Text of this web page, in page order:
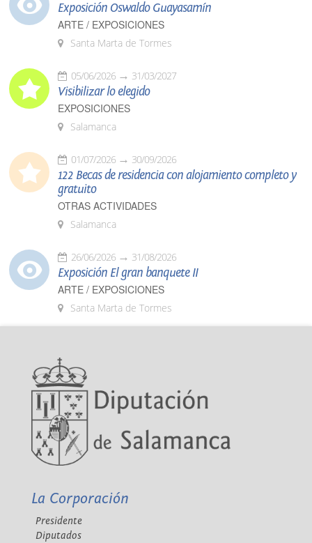
Exposición Oswaldo Guayasamín
ARTE / EXPOSICIONES
Santa Marta de Tormes
05/06/2026 31/03/2027
Visibilizar lo elegido
EXPOSICIONES
Salamanca
01/07/2026 30/09/2026
122 Becas de residencia con alojamiento completo y
gratuito
OTRAS ACTIVIDADES
Salamanca
26/06/2026 31/08/2026
Exposición El gran banquete II
ARTE / EXPOSICIONES
Santa Marta de Tormes
La Corporación
Presidente
Diputados